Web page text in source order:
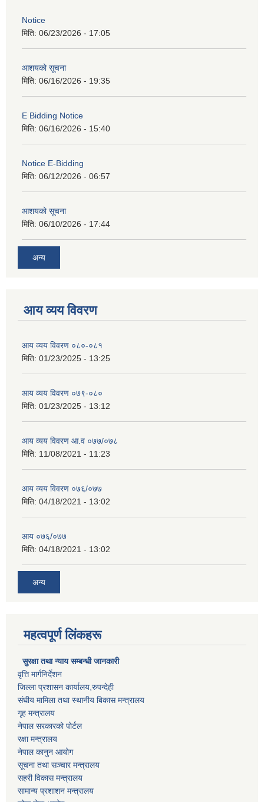
Notice
मिति: 06/23/2026 - 17:05
आशयको सूचना
मिति: 06/16/2026 - 19:35
E Bidding Notice
मिति: 06/16/2026 - 15:40
Notice E-Bidding
मिति: 06/12/2026 - 06:57
आशयको सूचना
मिति: 06/10/2026 - 17:44
अन्य
आय व्यय विवरण
आय व्यय विवरण ०८०-०८१
मिति: 01/23/2025 - 13:25
आय व्यय विवरण ०७९-०८०
मिति: 01/23/2025 - 13:12
आय व्यय विवरण आ.व ०७७/०७८
मिति: 11/08/2021 - 11:23
आय व्यय विवरण ०७६/०७७
मिति: 04/18/2021 - 13:02
आय ०७६/०७७
मिति: 04/18/2021 - 13:02
अन्य
महत्वपूर्ण लिंकहरू
सुरक्षा तथा न्याय सम्बन्धी जानकारी
वृत्ति मार्गनिर्देशन
जिल्ला प्रशासन कार्यालय,रुपन्देही
संघीय मामिला तथा स्थानीय बिकास मन्त्रालय
गृह मन्त्रालय
नेपाल सरकारको पोर्टल
रक्षा मन्त्रालय
नेपाल कानुन आयोग
सूचना तथा सञ्चार मन्त्रालय
सहरी विकास मन्त्रालय
सामान्य प्रशाशन मन्त्रालय